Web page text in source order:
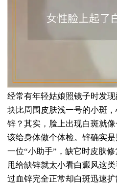
经常有年轻姑娘照镜子时发
块比周围皮肤浅一号的小斑
锌？其实，脸上出现白斑就
该给身体做个体检。锌确实
一位“小助手”，缺它时皮肤
甩给缺锌就太小看白癜风这
过血锌完全正常却白斑迅速